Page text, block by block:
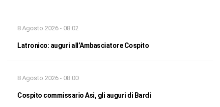
8 Agosto 2026 - 08:02
Latronico: auguri all’Ambasciatore Cospito
8 Agosto 2026 - 08:00
Cospito commissario Asi, gli auguri di Bardi